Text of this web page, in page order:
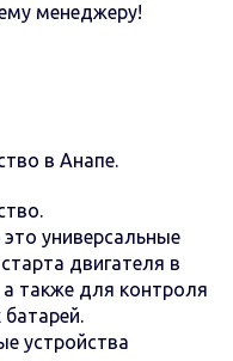
менеджеру!
в Анапе.
универсальные
двигателя в
также для контроля
устройства